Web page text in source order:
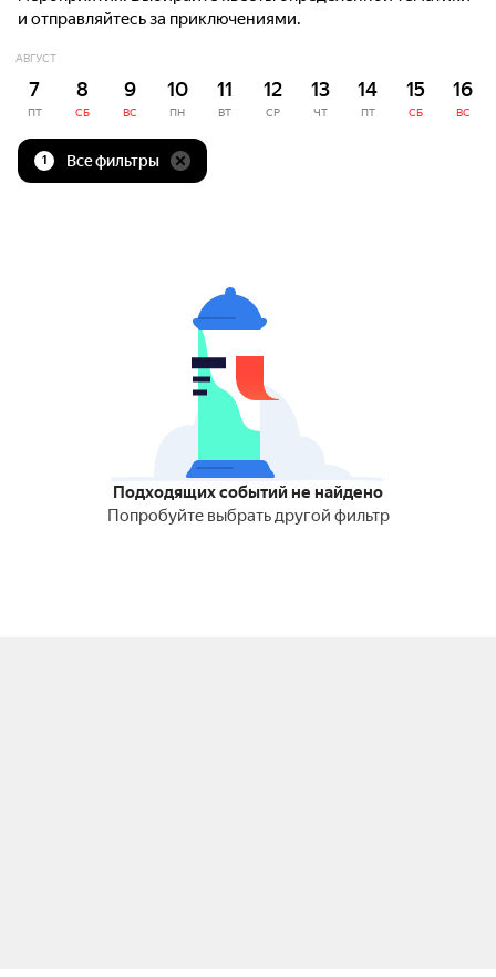
и отправляйтесь за приключениями.
АВГУСТ
7
ПТ
8
СБ
9
ВС
10
ПН
11
ВТ
12
СР
13
ЧТ
14
ПТ
15
СБ
16
ВС
1 Все фильтры
Подходящих событий не найдено
Попробуйте выбрать другой фильтр